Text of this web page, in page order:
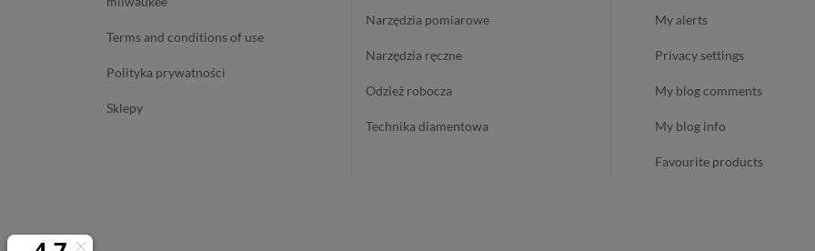
terms and conditions of use
polityka prywatności
sklepy
narzędzia pomiarowe
narzędzia ręczne
odzież robocza
technika diamentowa
my alerts
privacy settings
my blog comments
my blog info
favourite products